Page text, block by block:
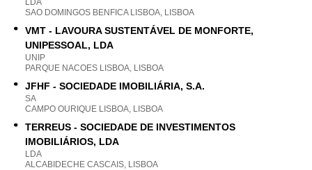
LDA
SAO DOMINGOS BENFICA LISBOA, LISBOA
VMT - LAVOURA SUSTENTÁVEL DE MONFORTE,
UNIPESSOAL, LDA
UNIP
PARQUE NACOES LISBOA, LISBOA
JFHF - SOCIEDADE IMOBILIÁRIA, S.A.
SA
CAMPO OURIQUE LISBOA, LISBOA
TERREUS - SOCIEDADE DE INVESTIMENTOS
IMOBILIÁRIOS, LDA
LDA
ALCABIDECHE CASCAIS, LISBOA